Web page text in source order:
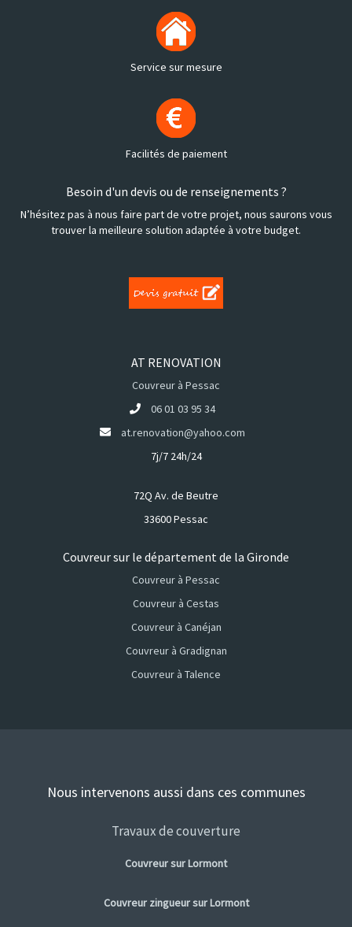
Service sur mesure
Facilités de paiement
Besoin d'un devis ou de renseignements ?
N’hésitez pas à nous faire part de votre projet, nous saurons vous
trouver la meilleure solution adaptée à votre budget.
AT RENOVATION
Couvreur à Pessac
06 01 03 95 34
at.renovation@yahoo.com
7j/7 24h/24
72Q Av. de Beutre
33600 Pessac
Couvreur sur le département de la Gironde
Couvreur à Pessac
Couvreur à Cestas
Couvreur à Canéjan
Couvreur à Gradignan
Couvreur à Talence
Nous intervenons aussi dans ces communes
Travaux de couverture
Couvreur sur Lormont
Couvreur zingueur sur Lormont